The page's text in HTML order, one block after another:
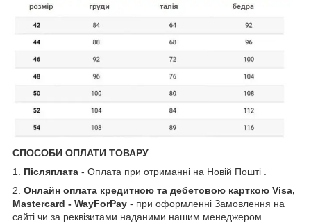
СПОСОБИ ОПЛАТИ ТОВАРУ
1. Післяплата - Оплата при отриманні на Новій Пошті .
2. Онлайн оплата кредитною та дебетовою карткою Visa,
Mastercard - WayForPay - при оформленні Замовлення на
сайті чи за реквізитами наданими нашим менеджером.